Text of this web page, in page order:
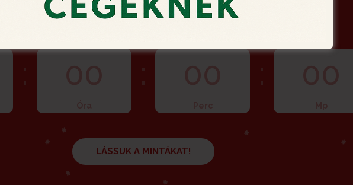
Az idő szalad...
LÁSSUK A MINTÁKAT!